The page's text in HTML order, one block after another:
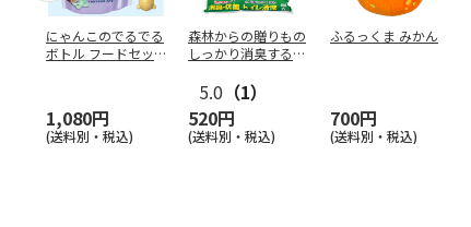
にゃんこのでるでる
ボトル フードセッ
1,080円
(送料別・税込)
森林からの贈りもの
しっかり消臭するひ
5.0 （1）
520円
(送料別・税込)
ふるっくま みかん
700円
(送料別・税込)